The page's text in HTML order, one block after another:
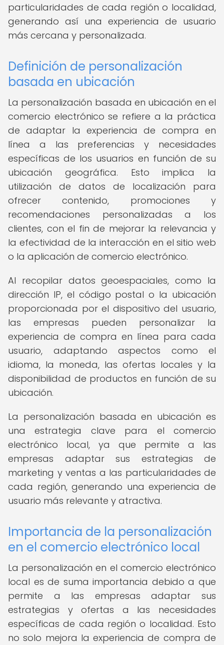
particularidades de cada región o localidad,
generando así una experiencia de usuario
más cercana y personalizada.
Definición de personalización
basada en ubicación
La personalización basada en ubicación en el
comercio electrónico se refiere a la práctica
de adaptar la experiencia de compra en
línea a las preferencias y necesidades
específicas de los usuarios en función de su
ubicación geográfica. Esto implica la
utilización de datos de localización para
ofrecer contenido, promociones y
recomendaciones personalizadas a los
clientes, con el fin de mejorar la relevancia y
la efectividad de la interacción en el sitio web
o la aplicación de comercio electrónico.
Al recopilar datos geoespaciales, como la
dirección IP, el código postal o la ubicación
proporcionada por el dispositivo del usuario,
las empresas pueden personalizar la
experiencia de compra en línea para cada
usuario, adaptando aspectos como el
idioma, la moneda, las ofertas locales y la
disponibilidad de productos en función de su
ubicación.
La personalización basada en ubicación es
una estrategia clave para el comercio
electrónico local, ya que permite a las
empresas adaptar sus estrategias de
marketing y ventas a las particularidades de
cada región, generando una experiencia de
usuario más relevante y atractiva.
Importancia de la personalización
en el comercio electrónico local
La personalización en el comercio electrónico
local es de suma importancia debido a que
permite a las empresas adaptar sus
estrategias y ofertas a las necesidades
específicas de cada región o localidad. Esto
no solo mejora la experiencia de compra de